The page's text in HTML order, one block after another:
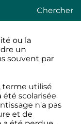
Chercher
ou la
un
souvent par
, terme utilisé
été scolarisée
n'a pas
et de